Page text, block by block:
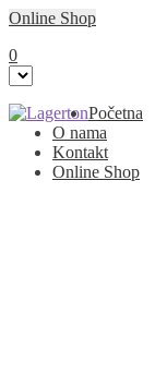
Online Shop
0
Preskoči
na
navigaciju
Skoči
na
sadržaj
Početna
O nama
Kontakt
Online Shop